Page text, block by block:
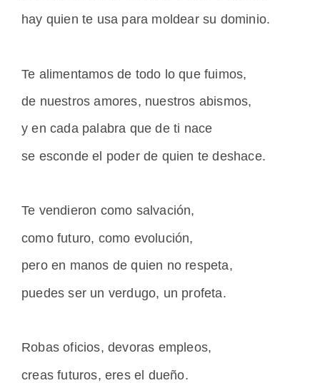
hay quien te usa para moldear su dominio.
Te alimentamos de todo lo que fuimos,
de nuestros amores, nuestros abismos,
y en cada palabra que de ti nace
se esconde el poder de quien te deshace.
Te vendieron como salvación,
como futuro, como evolución,
pero en manos de quien no respeta,
puedes ser un verdugo, un profeta.
Robas oficios, devoras empleos,
creas futuros, eres el dueño.